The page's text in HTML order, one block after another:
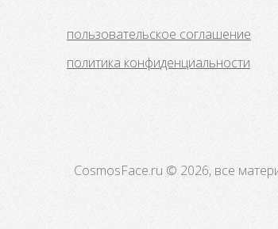
пользовательское соглашение
политика конфиденциальности
CosmosFace.ru © 2026, все